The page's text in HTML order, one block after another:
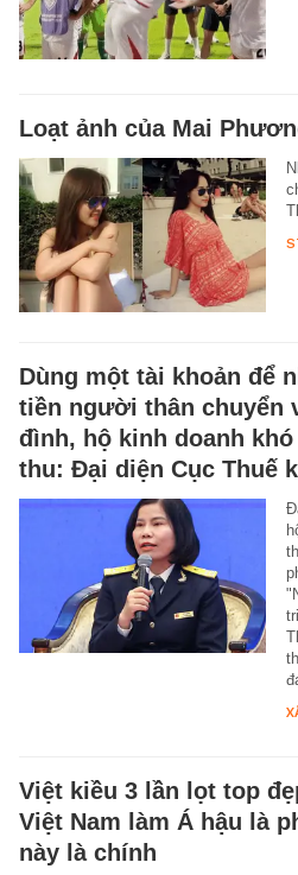
Loạt ảnh của Mai
Dùng một tài khoản để
tiền người thân chuyển
đình, hộ kinh doanh
thu: Đại diện Cục Thuế
Việt kiều 3 lần lọt top
Việt Nam làm Á hậu là
này là chính